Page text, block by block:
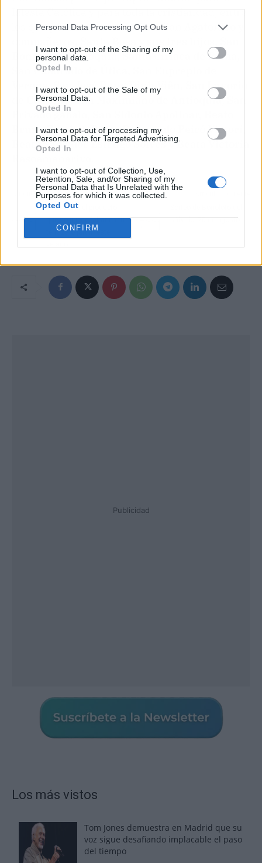
Personal Data Processing Opt Outs
I want to opt-out of the Sharing of my
personal data.
Opted In
I want to opt-out of the Sale of my
Personal Data.
Opted In
I want to opt-out of processing my
Personal Data for Targeted Advertising.
Opted In
I want to opt-out of Collection, Use,
Retention, Sale, and/or Sharing of my
Personal Data that Is Unrelated with the
Purposes for which it was collected.
Opted Out
CONFIRM
Iglesia Católica y para toda la cristiandad, entre
los que podemos mencionar aSan Agatónico y
Bonoso de Antioquía, Santa Ciriaca de Roma,
San Cuadrado de Útica, San Euprepio de
Verona, San José Dang Dinh Viên, San Luxorio
de Cerdeña, San Maximiano de Antioquía, San
Privado gábalo, San Sidonio Apolinar, Beato
Bruno Zembol, Beato Raimundo Peiró Victorí,
Beato Salvador Estrugo Solves y Beata Victoria
Artículo anterior
Decathlon: el producto
que no puede faltar en tu
terraza o jardín este
sábado, 20 de agosto
Publicidad
Los más vistos
Tom Jones demuestra en Madrid que su
voz sigue desafiando implacable el paso
del tiempo